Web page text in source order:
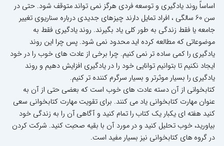
اساساً روند یادگیری و توسعه فردی هرگز نمی تواند متوقف شود. حتی در
سن 60 سالگی ، افراد تمایل دارند چیزهای جدیدی درباره سناریوی تغییر
جامعه یا فقط زندگی به طور کلی یاد بگیرند. روند یادگیری فقط به
موضوعاتی که مطالعه کرده اید محدود نمی شود. پس چرا این روند
یادگیری را کمی ساده تر نمی کنیم. چرا برخی از عادت های خوب را در خود
ایجاد نکنیم تا بتوانیم توانایی خود را در یادگیری افزایش دهیم و روند
یادگیری را بسیار موثرتر و بسیار سرگرم کننده تر کنیم.
کتابخوانی از آن دسته عادت های خوب است که بعضی حتی از آن به
عنوان مهارت کتابخوانی یاد می کنند. برای تقویت مهارت کتابخوانی سعی
کنید هفته ای یکبار یک کتاب را تمام کنید و آگاهی آن را به زندگی خود
بیاورید، خوب تحلیل کنید و در مورد آن با بقیه صحبت کنید. شرکت کردن
در گروه های کتابخوانی نیز بسیار مفید است.